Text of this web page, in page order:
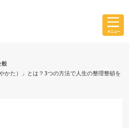
般
かた）」とは？3つの方法で人生の整理整頓を